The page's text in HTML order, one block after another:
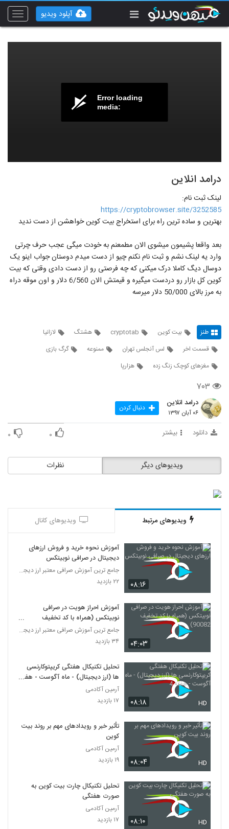
Toggle
آپلود ویدیو
Error loading
media:
درامد انلاین
لینک ثبت نام:
https://cryptobrowser.site/3252585
بهترین و ساده ترین راه برای استخراج بیت کوین خواهشن از دست ندید
بعد واقعا پشیمون میشوی الان مطمعنم به خودت میگی عجب حرف چرتی
وارد یه لینک نشم و ثبت نام نکنم چیو از دست میدم دوستان جواب اینو یک
دوسال دیگ کاملا درک میکنی که چه فرصتی رو از دست دادی وقتی که بیت
کوین کل بازار رو دردست میگیره و قیمتش الان 6/560 دلار و اون موقه دراه
به مرز بالای 50/000 دلار میرسه
طنز بیت کوین cryptotab هشتگ
لازانیا
قسمت اخر
لس آنجلس تهران ممنوعه
گرگ بازی
مغزهای کوچک زنگ زده
هزارپا
۷۰۳
درامد انلاین
۰۶ آبان ۱۳۹۷ دنبال کردن
دانلود بیشتر ۰ ۰
نظرات ویدیوهای دیگر
ویدیوهای مرتبط ویدیوهای کانال
۰۸:۱۶
آموزش نحوه خرید و فروش ارزهای
دیجیتال در صرافی نوبیتکس
جامع ترین آموزش صرافی معتبر ارز دیجیتال نوبیتکس
۲۲ بازدید
۰۴:۰۳
آموزش احراز هویت در صرافی
نوبیتکس (همراه با کد تخفیف
90082)
جامع ترین آموزش صرافی معتبر ارز دیجیتال نوبیتکس
۳۴ بازدید
۰۸:۱۸ HD
تحلیل تکنیکال هفتگی کریپتوکارنسی
ها (ارز دیجیتال) - ماه آگوست - هفته
4
آرمین آکادمی
۱۷ بازدید
۰۸:۰۴ HD
تأثیر خبر و رویدادهای مهم بر روند بیت
کوین
آرمین آکادمی
۱۹ بازدید
۰۸:۱۰ HD
تحلیل تکنیکال چارت بیت کوین به
صورت هفتگی
آرمین آکادمی
۱۷ بازدید